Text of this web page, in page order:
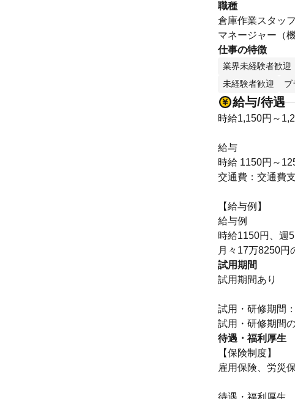
職種
倉庫作業スタッ
マネージャー（
仕事の特徴
業界未経験者歓迎
未経験者歓迎
ブ
給与/待遇
時給1,150円～
給与
時給 1150円～
交通費：交通費
【給与例】
給与例
時給1150円、週
月々17万8250円
試用期間
試用期間あり
試用・研修期間
待遇・福利厚生
【保険制度】
雇用保険、労災
待遇・福利厚生